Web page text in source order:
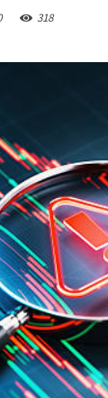
318